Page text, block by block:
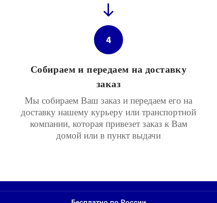
4
Собираем и передаем на доставку
заказ
Мы собираем Ваш заказ и передаем его на
доставку нашему курьеру или транспортной
компании, которая привезет заказ к Вам
домой или в пункт выдачи